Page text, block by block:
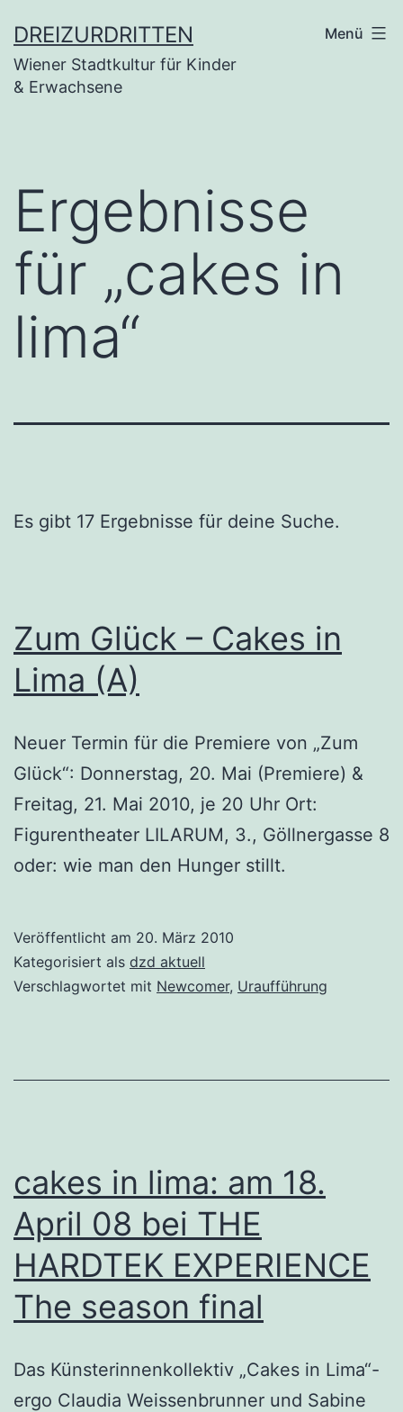
Inhalt
springen
DREIZURDRITTEN
Wiener Stadtkultur für Kinder
& Erwachsene
Menü
Ergebnisse
für „cakes in
lima“
Es gibt 17 Ergebnisse für deine Suche.
Zum Glück – Cakes in
Lima (A)
Neuer Termin für die Premiere von „Zum
Glück“: Donnerstag, 20. Mai (Premiere) &
Freitag, 21. Mai 2010, je 20 Uhr Ort:
Figurentheater LILARUM, 3., Göllnergasse 8
oder: wie man den Hunger stillt.
Veröffentlicht am 20. März 2010
Kategorisiert als dzd aktuell
Verschlagwortet mit Newcomer, Uraufführung
cakes in lima: am 18.
April 08 bei THE
HARDTEK EXPERIENCE
The season final
Das Künsterinnenkollektiv „Cakes in Lima“-
ergo Claudia Weissenbrunner und Sabine